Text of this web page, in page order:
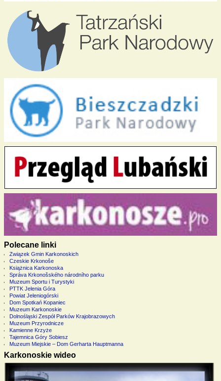
Polecane linki
Związek Gmin Karkonoskich
Czeskie Krkonoše
Książnica Karkonoska
Správa Krkonošského národního parku
Muzeum Sportu i Turystyki
PTTK Jelenia Góra
Powiat Jeleniogórski
Dom Spotkań Kopaniec
Muzeum Karkonoskie
Dolnośląski Zespół Parków Krajobrazowych
Muzeum Przyrodnicze
Kamienne Krzyże
Tajemnica Góry Sobiesz
Muzeum Miejskie – Dom Gerharta Hauptmanna
Karkonoskie wideo